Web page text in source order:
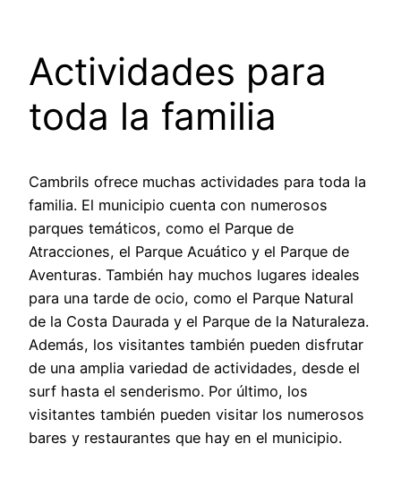
Actividades para
toda la familia
Cambrils ofrece muchas actividades para toda la
familia. El municipio cuenta con numerosos
parques temáticos, como el Parque de
Atracciones, el Parque Acuático y el Parque de
Aventuras. También hay muchos lugares ideales
para una tarde de ocio, como el Parque Natural
de la Costa Daurada y el Parque de la Naturaleza.
Además, los visitantes también pueden disfrutar
de una amplia variedad de actividades, desde el
surf hasta el senderismo. Por último, los
visitantes también pueden visitar los numerosos
bares y restaurantes que hay en el municipio.